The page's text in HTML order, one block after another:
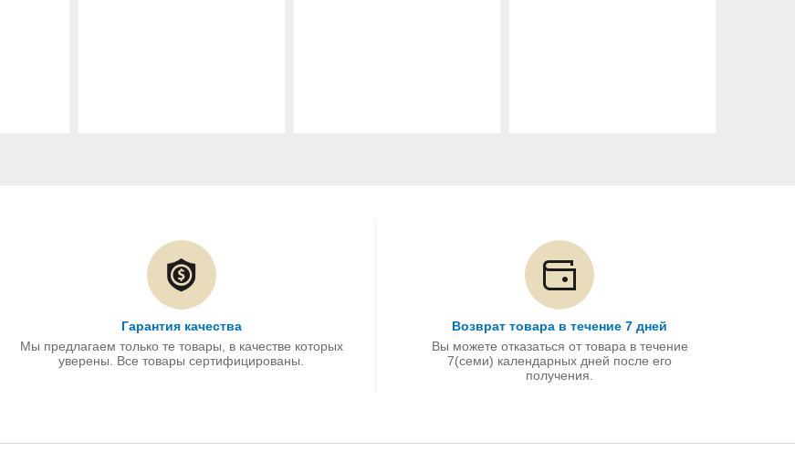
Гарантия качества
Мы предлагаем только те товары, в качестве которых
уверены. Все товары сертифицированы.
Возврат товара в течение 7 дней
Вы можете отказаться от товара в течение
7(семи) календарных дней после его
получения.